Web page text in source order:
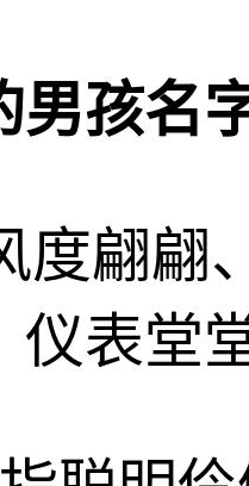
男孩名
度翩翩
表堂